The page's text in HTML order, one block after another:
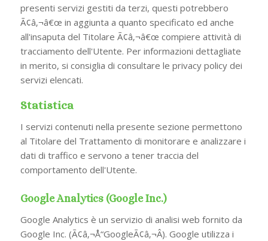
presenti servizi gestiti da terzi, questi potrebbero
Ã¢â‚¬â€œ in aggiunta a quanto specificato ed anche
all'insaputa del Titolare Ã¢â‚¬â€œ compiere attività di
tracciamento dell'Utente. Per informazioni dettagliate
in merito, si consiglia di consultare le privacy policy dei
servizi elencati.
Statistica
I servizi contenuti nella presente sezione permettono
al Titolare del Trattamento di monitorare e analizzare i
dati di traffico e servono a tener traccia del
comportamento dell'Utente.
Google Analytics (Google Inc.)
Google Analytics è un servizio di analisi web fornito da
Google Inc. (Ã¢â‚¬Å“GoogleÃ¢â‚¬Â). Google utilizza i